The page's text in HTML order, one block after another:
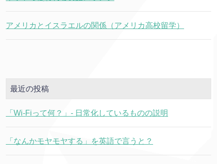
アメリカとイスラエルの関係（アメリカ高校留学）
最近の投稿
「Wi-Fiって何？」- 日常化しているものの説明
「なんかモヤモヤする」を英語で言うと？